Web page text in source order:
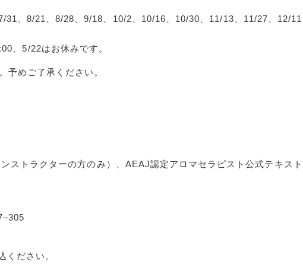
、8/21、8/28、9/18、10/2、10/16、10/30、11/13、11/27、12/11
、5/22はお休みです。
予めご了承ください。
ストラクターの方のみ）、AEAJ認定アロマセラピスト公式テキスト
ください。